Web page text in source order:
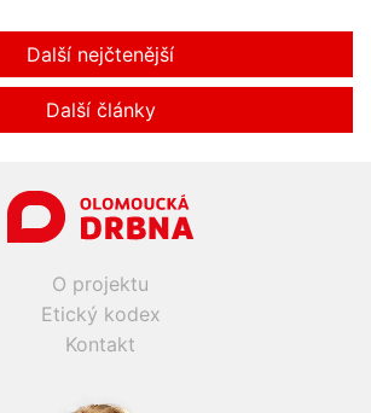
Další nejčtenější
Další články
O projektu
Etický kodex
Kontakt